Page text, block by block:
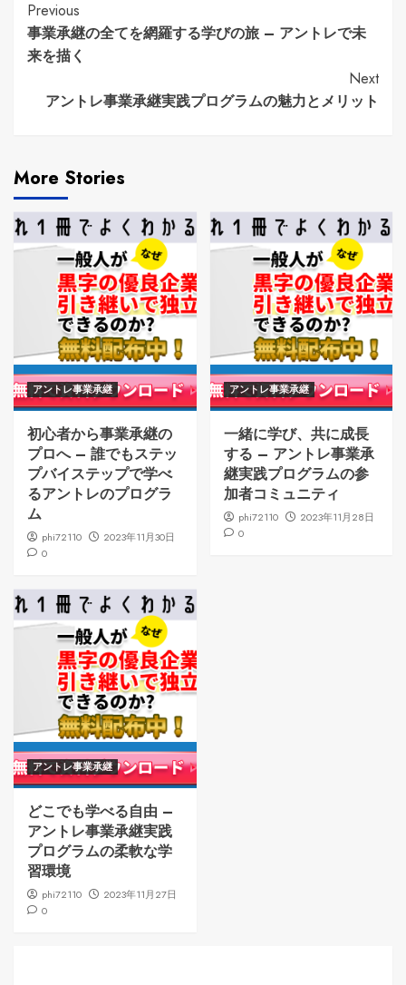
Continue
Reading
Previous
事業承継の全てを網羅する学びの旅 – アントレで未
来を描く
Next
アントレ事業承継実践プログラムの魅力とメリット
More Stories
アントレ事業承継
初心者から事業承継の
プロへ – 誰でもステッ
プバイステップで学べ
るアントレのプログラ
ム
phi72110
2023年11月30日
0
アントレ事業承継
一緒に学び、共に成長
する – アントレ事業承
継実践プログラムの参
加者コミュニティ
phi72110
2023年11月28日
0
アントレ事業承継
どこでも学べる自由 –
アントレ事業承継実践
プログラムの柔軟な学
習環境
phi72110
2023年11月27日
0